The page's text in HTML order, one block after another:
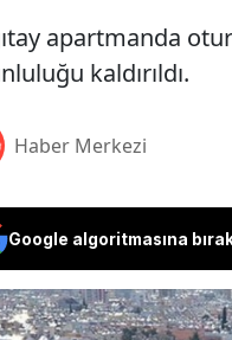
apartmanda
kaldırıldı.
Haber Merkezi
Google algoritmasına